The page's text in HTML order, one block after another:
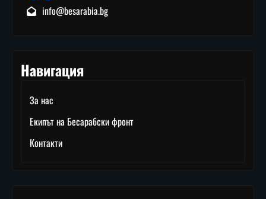
info@besarabia.bg
Навигация
За нас
Екипът на Бесарабски фронт
Контакти